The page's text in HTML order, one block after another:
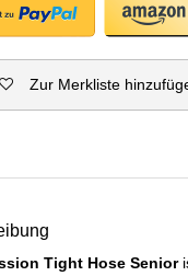
Zur Merkliste
Tight Hose Senior